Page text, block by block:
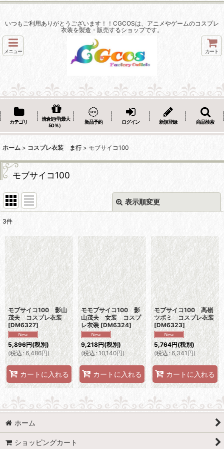
いつもご利用ありがとうございます！！CGCOSは、アニメやゲームのコスプレ
衣装を製造・販売するショップです。
メニュー カート
カテゴリ
清倉処理(最大
50％）
新品予約 ログイン 新規登録 商品検索
ホーム > コスプレ衣装 ま行 > モブサイコ100
モブサイコ100
表示順変更
並び順:
絞り込む
3件
モブサイコ100 影山
茂夫 コスプレ衣装
[DM6327]
5,896円(税別)
(税込: 6,486円)
カートに入れる
モモブサイコ100 影
山茂夫 女装 コスプ
レ衣装 [DM6324]
9,218円(税別)
(税込: 10,140円)
カートに入れる
モブサイコ100 高嶺
ツボミ コスプレ衣装
[DM6323]
5,764円(税別)
(税込: 6,341円)
カートに入れる
ホーム
ショッピングカート